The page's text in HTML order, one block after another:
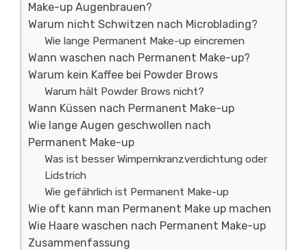
Make-up Augenbrauen?
Warum nicht Schwitzen nach Microblading?
Wie lange Permanent Make-up eincremen
Wann waschen nach Permanent Make-up?
Warum kein Kaffee bei Powder Brows
Warum hält Powder Brows nicht?
Wann Küssen nach Permanent Make-up
Wie lange Augen geschwollen nach
Permanent Make-up
Was ist besser Wimpernkranzverdichtung oder
Lidstrich
Wie gefährlich ist Permanent Make-up
Wie oft kann man Permanent Make up machen
Wie Haare waschen nach Permanent Make-up
Zusammenfassung